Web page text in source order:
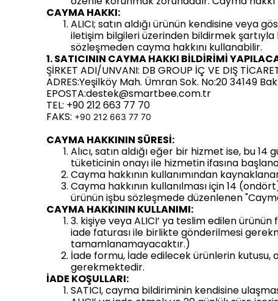
CAYMA HAKKI:
ALICI; satın aldığı ürünün kendisine veya
iletişim bilgileri üzerinden bildirmek
sözleşmeden cayma hakkını kullanabilir.
1. SATICININ CAYMA HAKKI BİLDİRİMİ
ŞİRKET ADI/UNVANI: DB GROUP İÇ VE DIŞ
ADRES:Yeşilköy Mah. Ümran Sok. No:20 34149
EPOSTA:destek@smartbee.com.tr
TEL: +90 212 663 77 70
FAKS: +90 212 663 77 70
CAYMA HAKKININ SÜRESİ:
Alıcı, satın aldığı eğer bir hizmet ise, bu
tüketicinin onayı ile hizmetin ifasına
Cayma hakkının kullanımından
Cayma hakkının kullanılması için 14
ürünün işbu sözleşmede düzenlenen
CAYMA HAKKININ KULLANIMI:
3. kişiye veya ALICI’ ya teslim edilen
iade faturası ile birlikte gönderilmesi
tamamlanamayacaktır.)
İade formu, İade edilecek ürünlerin kutusu,
gerekmektedir.
İADE KOŞULLARI:
SATICI, cayma bildiriminin kendisine